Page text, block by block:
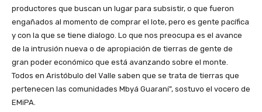
productores que buscan un lugar para subsistir, o que fueron
engañados al momento de comprar el lote, pero es gente pacífica
y con la que se tiene dialogo. Lo que nos preocupa es el avance
de la intrusión nueva o de apropiación de tierras de gente de
gran poder económico que está avanzando sobre el monte.
Todos en Aristóbulo del Valle saben que se trata de tierras que
pertenecen las comunidades Mbyá Guaraní”, sostuvo el vocero de
EMiPA.